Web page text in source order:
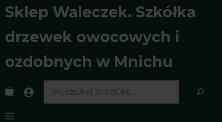
Przejdź
do
treści
Sklep Waleczek. Szkółka
drzewek owocowych i
ozdobnych w Mnichu
Menu
Search